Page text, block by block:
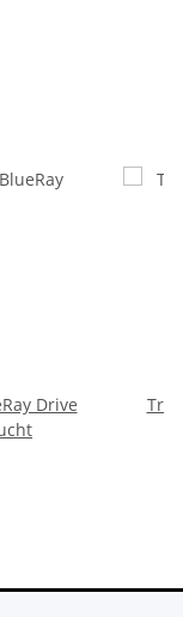
Drive